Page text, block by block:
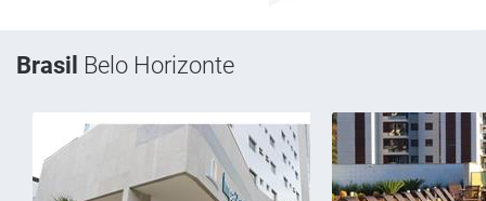
Brasil Belo Horizonte